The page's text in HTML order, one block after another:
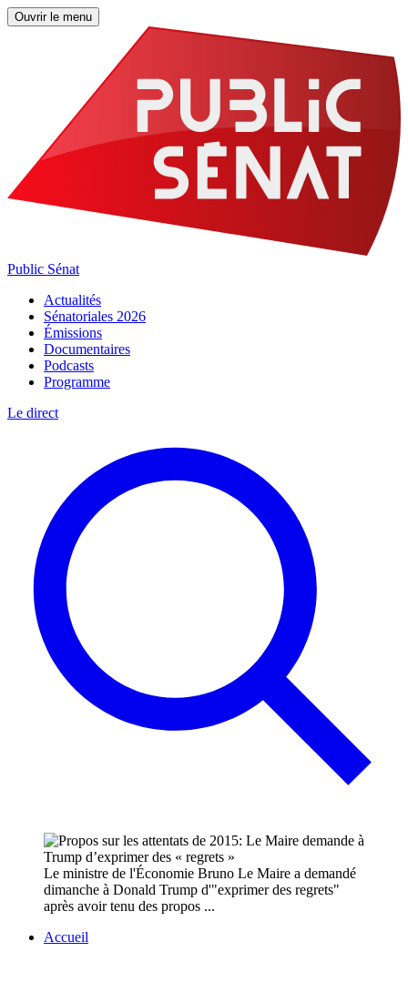
Ouvrir le menu
Public Sénat
Actualités
Sénatoriales 2026
Émissions
Documentaires
Podcasts
Programme
Le direct
Le ministre de l'Économie Bruno Le Maire a demandé
dimanche à Donald Trump d'"exprimer des regrets"
après avoir tenu des propos ...
Accueil